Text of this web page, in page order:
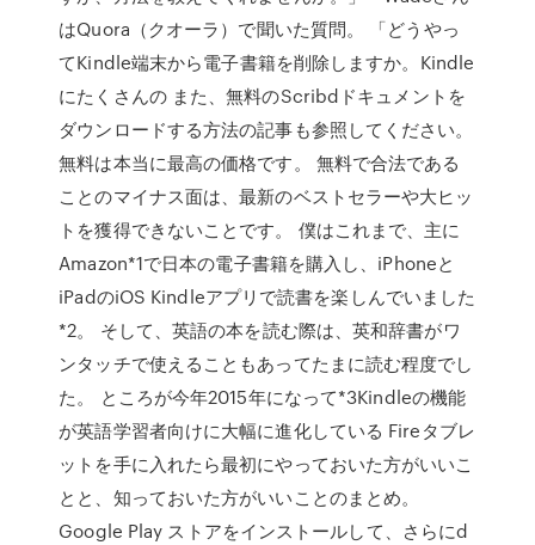
はQuora（クオーラ）で聞いた質問。 「どうやっ
てKindle端末から電子書籍を削除しますか。Kindle
にたくさんの また、無料のScribdドキュメントを
ダウンロードする方法の記事も参照してください。
無料は本当に最高の価格です。 無料で合法である
ことのマイナス面は、最新のベストセラーや大ヒッ
トを獲得できないことです。 僕はこれまで、主に
Amazon*1で日本の電子書籍を購入し、iPhoneと
iPadのiOS Kindleアプリで読書を楽しんでいました
*2。 そして、英語の本を読む際は、英和辞書がワ
ンタッチで使えることもあってたまに読む程度でし
た。 ところが今年2015年になって*3Kindleの機能
が英語学習者向けに大幅に進化している Fireタブレ
ットを手に入れたら最初にやっておいた方がいいこ
とと、知っておいた方がいいことのまとめ。
Google Play ストアをインストールして、さらにd